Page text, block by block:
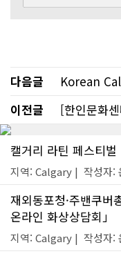
다음글
Korean
이전글
[한인문화
캘거리 라틴 페스티
지역: Calgary | 작성자:
재외동포청·주밴쿠버
온라인 화상상담회」
지역: Calgary | 작성자: